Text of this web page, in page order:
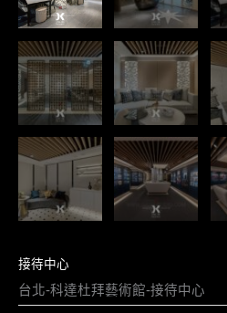
接待中心
台北-科達杜拜藝術館-接待中心